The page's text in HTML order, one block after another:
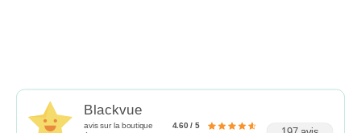
Blackvue
avis sur la boutique
4.60 / 5